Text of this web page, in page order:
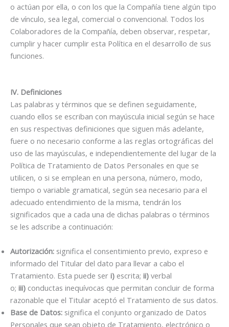
o actúan por ella, o con los que la Compañía tiene algún tipo
de vínculo, sea legal, comercial o convencional. Todos los
Colaboradores de la Compañía, deben observar, respetar,
cumplir y hacer cumplir esta Política en el desarrollo de sus
funciones.
IV. Definiciones
Las palabras y términos que se definen seguidamente,
cuando ellos se escriban con mayúscula inicial según se hace
en sus respectivas definiciones que siguen más adelante,
fuere o no necesario conforme a las reglas ortográficas del
uso de las mayúsculas, e independientemente del lugar de la
Política de Tratamiento de Datos Personales en que se
utilicen, o si se emplean en una persona, número, modo,
tiempo o variable gramatical, según sea necesario para el
adecuado entendimiento de la misma, tendrán los
significados que a cada una de dichas palabras o términos
se les adscribe a continuación:
Autorización: significa el consentimiento previo, expreso e
informado del Titular del dato para llevar a cabo el
Tratamiento. Esta puede ser i) escrita; ii) verbal
o; iii) conductas inequívocas que permitan concluir de forma
razonable que el Titular aceptó el Tratamiento de sus datos.
Base de Datos: significa el conjunto organizado de Datos
Personales que sean objeto de Tratamiento, electrónico o